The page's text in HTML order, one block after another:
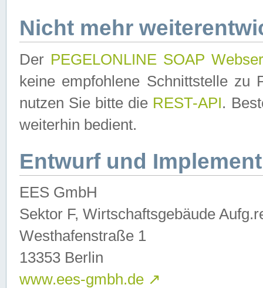
Nicht mehr
Der PEGELONLINE SOAP
keine empfohlene Schnittstelle zu
nutzen Sie bitte die REST-API.
weiterhin bedient.
Entwurf und
EES GmbH
Sektor F, Wirtschaftsgebäude
Westhafenstraße 1
13353 Berlin
www.ees-gmbh.de ↗